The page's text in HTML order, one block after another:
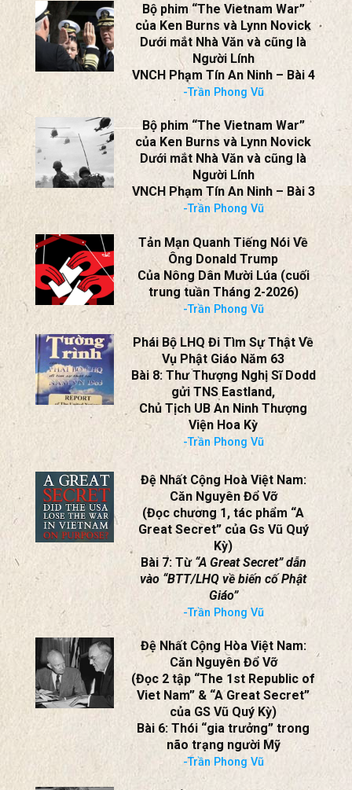
Bộ phim “The Vietnam War”
của Ken Burns và Lynn Novick
Dưới mắt Nhà Văn và cũng là
Người Lính
VNCH Phạm Tín An Ninh – Bài 4
-Trần Phong Vũ
Bộ phim “The Vietnam War”
của Ken Burns và Lynn Novick
Dưới mắt Nhà Văn và cũng là
Người Lính
VNCH Phạm Tín An Ninh – Bài 3
-Trần Phong Vũ
Tản Mạn Quanh Tiếng Nói Về
Ông Donald Trump
Của Nông Dân Mười Lúa (cuối
trung tuần Tháng 2-2026)
-Trần Phong Vũ
Phái Bộ LHQ Đi Tìm Sự Thật Về
Vụ Phật Giáo Năm 63
Bài 8: Thư Thượng Nghị Sĩ Dodd
gửi TNS Eastland,
Chủ Tịch UB An Ninh Thượng
Viện Hoa Kỳ
-Trần Phong Vũ
Đệ Nhất Cộng Hoà Việt Nam:
Căn Nguyên Đổ Vỡ
(Đọc chương 1, tác phẩm “A
Great Secret” của Gs Vũ Quý
Kỳ)
Bài 7: Từ “A Great Secret” dẫn
vào “BTT/LHQ về biến cố Phật
Giáo”
-Trần Phong Vũ
Đệ Nhất Cộng Hòa Việt Nam:
Căn Nguyên Đổ Vỡ
(Đọc 2 tập “The 1st Republic of
Viet Nam” & “A Great Secret”
của GS Vũ Quý Kỳ)
Bài 6: Thói “gia trưởng” trong
não trạng người Mỹ
-Trần Phong Vũ